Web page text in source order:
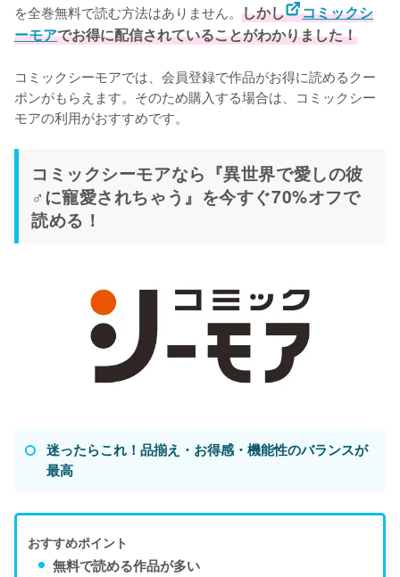
を全巻無料で読む方法はありません。 しかし
コミックシ
ーモアでお得に配信されていることがわかりました！
コミックシーモアでは、会員登録で作品がお得に読めるクー
ポンがもらえます。そのため購入する場合は、コミックシー
モアの利用がおすすめです。
コミックシーモアなら『異世界で愛しの彼
♂に寵愛されちゃう』を今すぐ70%オフで
読める！
迷ったらこれ！品揃え・お得感・機能性のバランスが
最高
おすすめポイント
無料で読める作品が多い